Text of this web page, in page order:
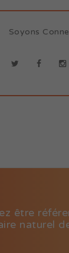
Soyons
être
naturel